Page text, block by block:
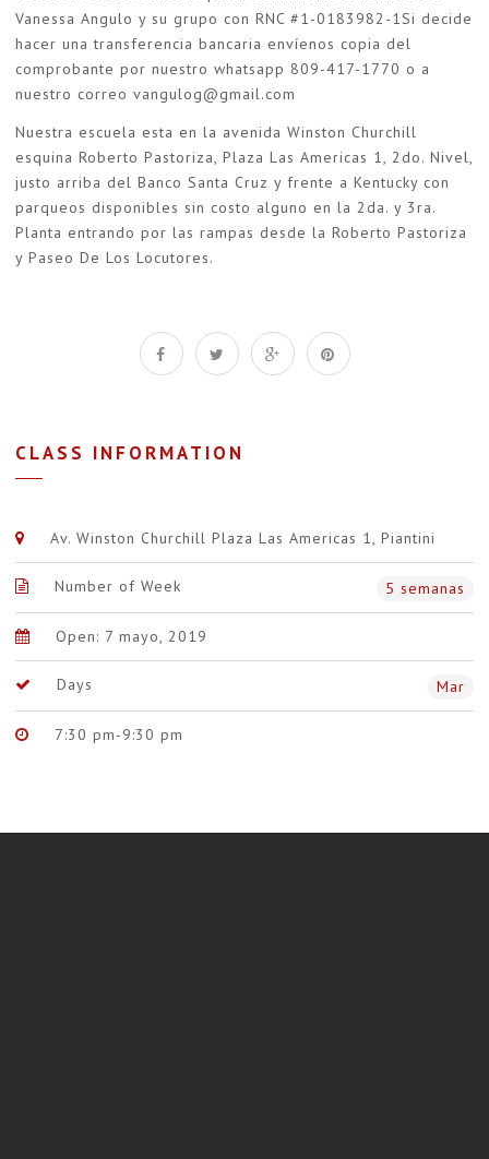
Vanessa Angulo y su grupo con RNC #1-0183982-1Si decide
hacer una transferencia bancaria envíenos copia del
comprobante por nuestro whatsapp 809-417-1770 o a
nuestro correo vangulog@gmail.com
Nuestra escuela esta en la avenida Winston Churchill
esquina Roberto Pastoriza, Plaza Las Americas 1, 2do. Nivel,
justo arriba del Banco Santa Cruz y frente a Kentucky con
parqueos disponibles sin costo alguno en la 2da. y 3ra.
Planta entrando por las rampas desde la Roberto Pastoriza
y Paseo De Los Locutores.
CLASS INFORMATION
Av. Winston Churchill Plaza Las Americas 1, Piantini
Number of Week 5 semanas
Open: 7 mayo, 2019
Days Mar
7:30 pm-9:30 pm